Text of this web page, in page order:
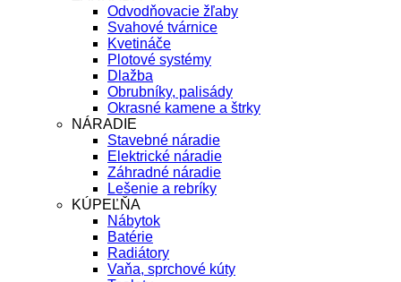
Odvodňovacie žľaby
Svahové tvárnice
Kvetináče
Plotové systémy
Dlažba
Obrubníky, palisády
Okrasné kamene a štrky
NÁRADIE
Stavebné náradie
Elektrické náradie
Záhradné náradie
Lešenie a rebríky
KÚPEĽŇA
Nábytok
Batérie
Radiátory
Vaňa, sprchové kúty